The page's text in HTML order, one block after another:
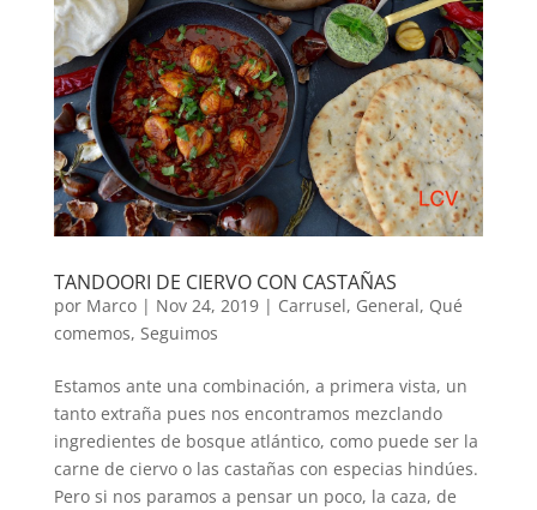
TANDOORI DE CIERVO CON CASTAÑAS
por Marco| Nov 24, 2019| Carrusel, General, Qué
comemos, Seguimos
Estamos ante una combinación, a primera vista, un
tanto extraña pues nos encontramos mezclando
ingredientes de bosque atlántico, como puede ser la
carne de ciervo o las castañas con especias hindúes.
Pero si nos paramos a pensar un poco, la caza, de